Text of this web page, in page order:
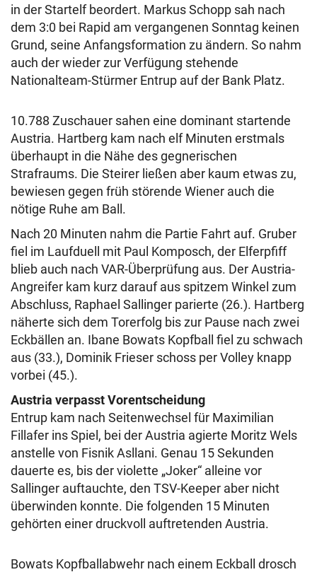
in der Startelf beordert. Markus Schopp sah nach
dem 3:0 bei Rapid am vergangenen Sonntag keinen
Grund, seine Anfangsformation zu ändern. So nahm
auch der wieder zur Verfügung stehende
Nationalteam-Stürmer Entrup auf der Bank Platz.
10.788 Zuschauer sahen eine dominant startende
Austria. Hartberg kam nach elf Minuten erstmals
überhaupt in die Nähe des gegnerischen
Strafraums. Die Steirer ließen aber kaum etwas zu,
bewiesen gegen früh störende Wiener auch die
nötige Ruhe am Ball.
Nach 20 Minuten nahm die Partie Fahrt auf. Gruber
fiel im Laufduell mit Paul Komposch, der Elferpfiff
blieb auch nach VAR-Überprüfung aus. Der Austria-
Angreifer kam kurz darauf aus spitzem Winkel zum
Abschluss, Raphael Sallinger parierte (26.). Hartberg
näherte sich dem Torerfolg bis zur Pause nach zwei
Eckbällen an. Ibane Bowats Kopfball fiel zu schwach
aus (33.), Dominik Frieser schoss per Volley knapp
vorbei (45.).
Austria verpasst Vorentscheidung
Entrup kam nach Seitenwechsel für Maximilian
Fillafer ins Spiel, bei der Austria agierte Moritz Wels
anstelle von Fisnik Asllani. Genau 15 Sekunden
dauerte es, bis der violette „Joker“ alleine vor
Sallinger auftauchte, den TSV-Keeper aber nicht
überwinden konnte. Die folgenden 15 Minuten
gehörten einer druckvoll auftretenden Austria.
Bowats Kopfballabwehr nach einem Eckball drosch